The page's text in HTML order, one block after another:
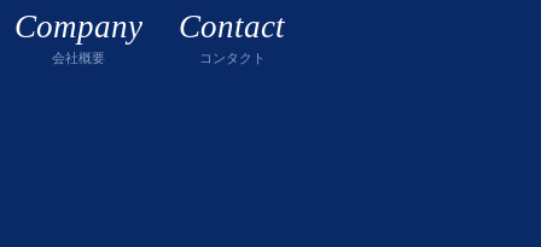
Company
会社概要
Contact
コンタクト